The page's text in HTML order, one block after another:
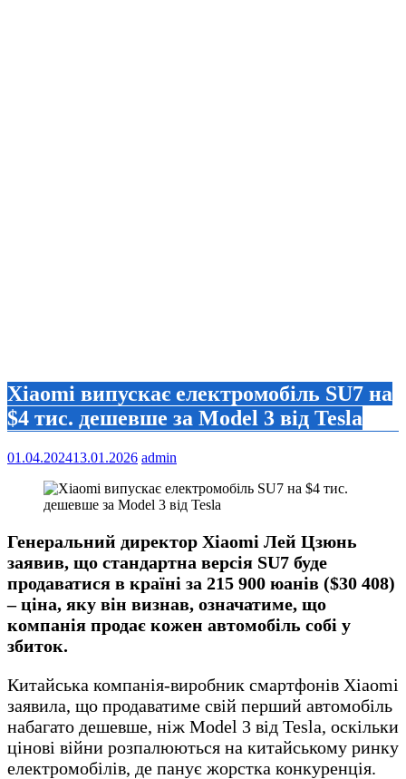
Xiaomi випускає електромобіль SU7 на
$4 тис. дешевше за Model 3 від Tesla
01.04.202413.01.2026 admin
Генеральний директор Xiaomi Лей Цзюнь
заявив, що стандартна версія SU7 буде
продаватися в країні за 215 900 юанів ($30 408)
– ціна, яку він визнав, означатиме, що
компанія продає кожен автомобіль собі у
збиток.
Китайська компанія-виробник смартфонів Xiaomi
заявила, що продаватиме свій перший автомобіль
набагато дешевше, ніж Model 3 від Tesla, оскільки
цінові війни розпалюються на китайському ринку
електромобілів, де панує жорстка конкуренція.